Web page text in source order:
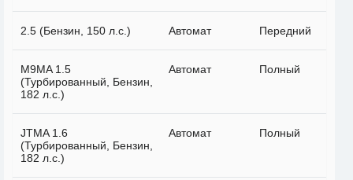
2.5 (Бензин, 150 л.с.) Автомат Передний
M9MA 1.5
(Турбированный, Бензин,
182 л.с.)
Автомат Полный
JTMA 1.6
(Турбированный, Бензин,
182 л.с.)
Автомат Полный